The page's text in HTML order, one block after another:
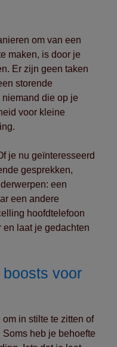
om van een
maken, is door je
Er zijn geen taken
storende
die op je
voor kleine
je nu geïnteresseerd
gesprekken,
een
een andere
hoofdtelefoon
laat je gedachten
voor
in stilte te zitten of
heb je behoefte